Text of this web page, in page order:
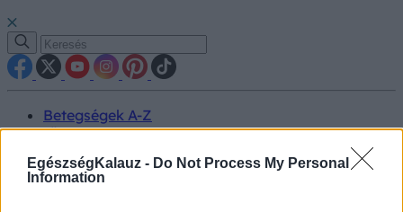
EgészségKalauz - Do Not Process My Personal
Information
Betegségek A-Z
Tünet
Kezelés
Életmódváltás